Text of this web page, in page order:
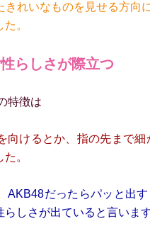
きれいなものを見せる方向
。
らしさが際立つ
特徴は
けるとか、指の先まで細
。
だったらパッと出
しさが出ていると言いま